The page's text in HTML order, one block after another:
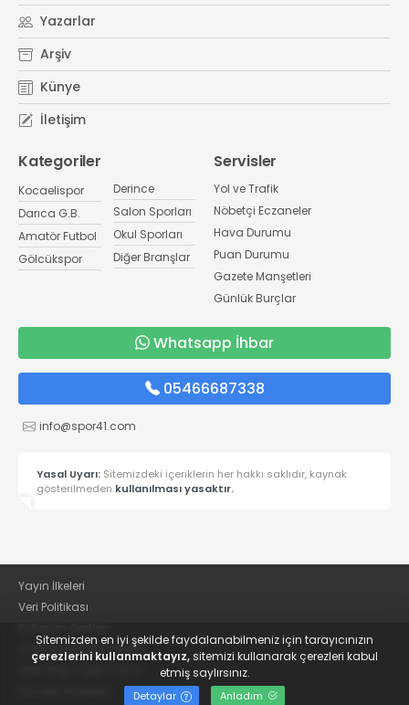
Yazarlar
Arşiv
Künye
İletişim
Kategoriler
Kocaelispor
Darıca G.B.
Amatör Futbol
Gölcükspor
Derince
Salon Sporları
Okul Sporları
Diğer Branşlar
Servisler
Yol ve Trafik
Nöbetçi Eczaneler
Hava Durumu
Puan Durumu
Gazete Manşetleri
Günlük Burçlar
Whatsapp İhbar
05466687338
info@spor41.com
Yasal Uyarı: Sitemizdeki içeriklerin her hakkı saklıdır, kaynak
gösterilmeden kullanılması yasaktır.
Yayın İlkeleri
Veri Politikası
KVKK Aydınlatma Metni
Sitemizden en iyi şekilde faydalanabilmeniz için tarayıcınızın
çerezlerini kullanmaktayız,sitemizi kullanarak çerezleri kabul
etmiş saylırsınız.
Detaylar Anladım